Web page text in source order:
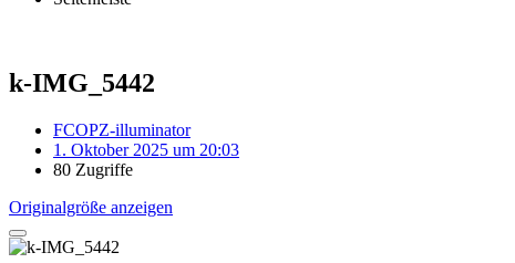
k-IMG_5442
FCOPZ-illuminator
1. Oktober 2025 um 20:03
80 Zugriffe
Originalgröße anzeigen